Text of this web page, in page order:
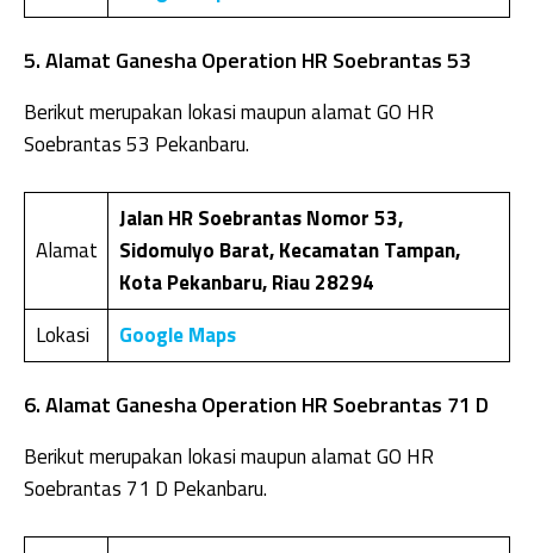
5. Alamat Ganesha Operation HR Soebrantas 53
Berikut merupakan lokasi maupun alamat GO HR
Soebrantas 53 Pekanbaru.
Alamat
Jalan HR Soebrantas Nomor 53,
Sidomulyo Barat, Kecamatan Tampan,
Kota Pekanbaru, Riau 28294
Lokasi
Google Maps
6. Alamat Ganesha Operation HR Soebrantas 71 D
Berikut merupakan lokasi maupun alamat GO HR
Soebrantas 71 D Pekanbaru.